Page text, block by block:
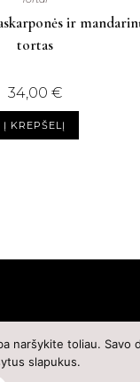
ir
tortas
34,00 €
Į KREPŠELĮ
naršykite toliau.
slapukus.